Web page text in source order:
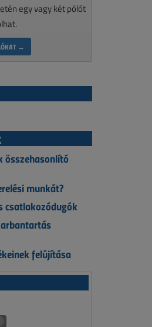
egy vagy két pólót
→
összehasonlító
munkát?
csatlakozódugók
felújítása